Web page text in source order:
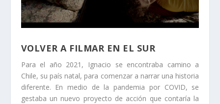
VOLVER A FILMAR EN EL SUR
Para el año 2021, Ignacio se encontraba camino a
Chile, su país natal, para comenzar a narrar una historia
diferente. En medio de la pandemia por COVID, se
gestaba un nuevo proyecto de acción que contaría la